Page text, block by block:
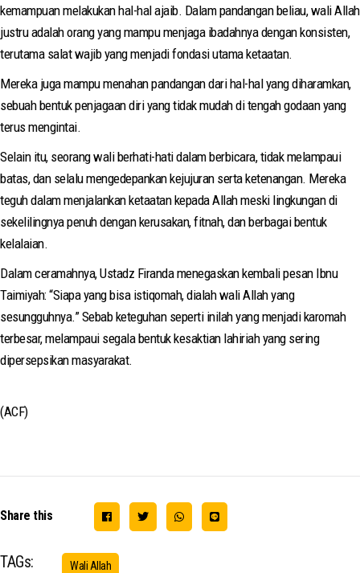
kemampuan melakukan hal-hal ajaib. Dalam pandangan beliau, wali Allah
justru adalah orang yang mampu menjaga ibadahnya dengan konsisten,
terutama salat wajib yang menjadi fondasi utama ketaatan.
Mereka juga mampu menahan pandangan dari hal-hal yang diharamkan,
sebuah bentuk penjagaan diri yang tidak mudah di tengah godaan yang
terus mengintai.
Selain itu, seorang wali berhati-hati dalam berbicara, tidak melampaui
batas, dan selalu mengedepankan kejujuran serta ketenangan. Mereka
teguh dalam menjalankan ketaatan kepada Allah meski lingkungan di
sekelilingnya penuh dengan kerusakan, fitnah, dan berbagai bentuk
kelalaian.
Dalam ceramahnya, Ustadz Firanda menegaskan kembali pesan Ibnu
Taimiyah: “Siapa yang bisa istiqomah, dialah wali Allah yang
sesungguhnya.” Sebab keteguhan seperti inilah yang menjadi karomah
terbesar, melampaui segala bentuk kesaktian lahiriah yang sering
dipersepsikan masyarakat.
(ACF)
Share this
TAGs: Wali Allah